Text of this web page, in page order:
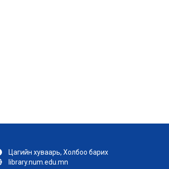
Цагийн хуваарь, Холбоо барих
library.num.edu.mn